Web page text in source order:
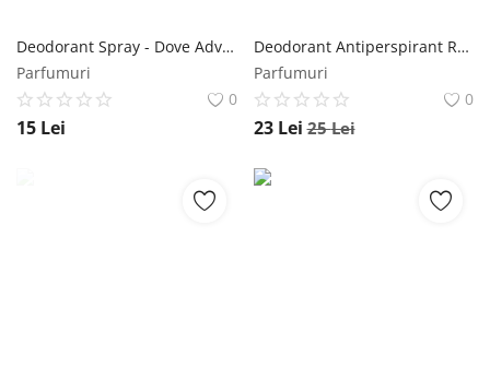
Deodorant Spray - Dove Advanced Care Original Anti-Perspirant, 35 ml Dove
Parfumuri
0
15 Lei
Deodorant Antiperspirant Roll-On pentru Femei - Rexona Women Invisible on Black&White Clothes 48h, 50 ml Rexona
Parfumuri
0
23 Lei 25Lei